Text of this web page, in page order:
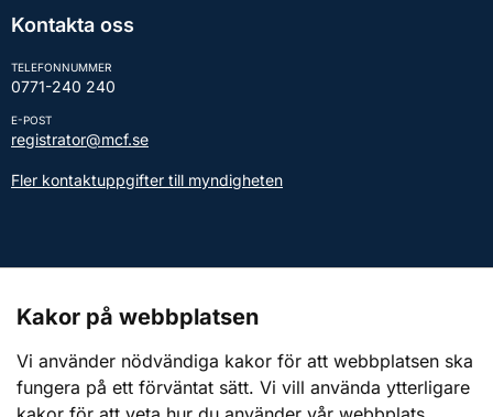
Kontakta oss
TELEFONNUMMER
0771-240 240
E-POST
registrator@mcf.se
Fler kontaktuppgifter till myndigheten
Webbplatsen
Om webbplatsen
Kakor på webbplatsen
Vi använder nödvändiga kakor för att webbplatsen ska
fungera på ett förväntat sätt. Vi vill använda ytterligare